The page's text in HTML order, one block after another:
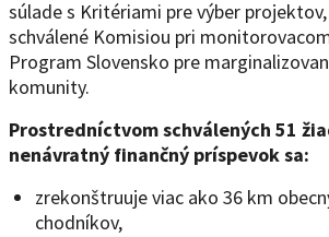
súlade s Kritériami pre výber
schválené Komisiou pri
Program Slovensko pre
komunity.
Prostredníctvom schválených 51
nenávratný finančný príspevok sa:
zrekonštruuje viac ako 36 km
chodníkov,